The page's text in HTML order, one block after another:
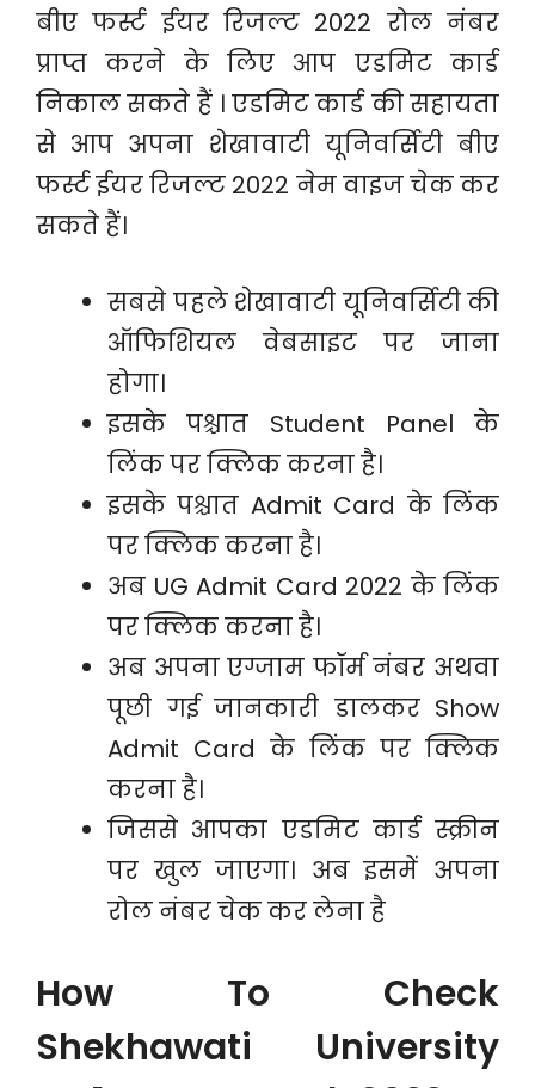
बीए फर्स्ट ईयर रिजल्ट 2022 रोल नंबर
प्राप्त करने के लिए आप एडमिट कार्ड
निकाल सकते हैं । एडमिट कार्ड की सहायता
से आप अपना शेखावाटी यूनिवर्सिटी बीए
फर्स्ट ईयर रिजल्ट 2022 नेम वाइज चेक कर
सकते हैं।
सबसे पहले शेखावाटी यूनिवर्सिटी की
ऑफिशियल वेबसाइट पर जाना
होगा।
इसके पश्चात Student Panel के
लिंक पर क्लिक करना है।
इसके पश्चात Admit Card के लिंक
पर क्लिक करना है।
अब UG Admit Card 2022 के लिंक
पर क्लिक करना है।
अब अपना एग्जाम फॉर्म नंबर अथवा
पूछी गई जानकारी डालकर Show
Admit Card के लिंक पर क्लिक
करना है।
जिससे आपका एडमिट कार्ड स्क्रीन
पर खुल जाएगा। अब इसमें अपना
रोल नंबर चेक कर लेना है
How To Check
Shekhawati University